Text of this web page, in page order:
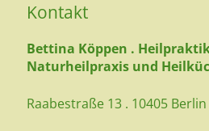
Kontakt
Bettina Köppen .
Naturheilpraxis und
Raabestraße 13 . 10405 Berlin